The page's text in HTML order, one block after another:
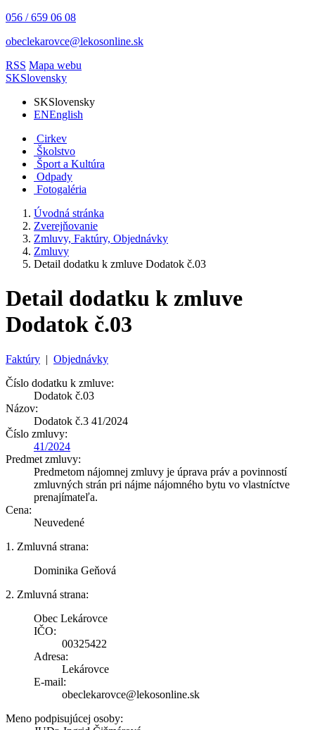
056 / 659 06 08
obeclekarovce@lekosonline.sk
RSS Mapa webu
SKSlovensky
SKSlovensky
ENEnglish
Cirkev
Školstvo
Šport a Kultúra
Odpady
Fotogaléria
Úvodná stránka
Zverejňovanie
Zmluvy, Faktúry, Objednávky
Zmluvy
Detail dodatku k zmluve Dodatok č.03
Detail dodatku k zmluve
Dodatok č.03
Faktúry | Objednávky
Číslo dodatku k zmluve:
Dodatok č.03
Názov:
Dodatok č.3 41/2024
Číslo zmluvy:
41/2024
Predmet zmluvy:
Predmetom nájomnej zmluvy je úprava práv a povinností
zmluvných strán pri nájme nájomného bytu vo vlastníctve
prenajímateľa.
Cena:
Neuvedené
1. Zmluvná strana:
Dominika Geňová
2. Zmluvná strana:
Obec Lekárovce
IČO:
00325422
Adresa:
Lekárovce
E-mail:
obeclekarovce@lekosonline.sk
Meno podpisujúcej osoby: